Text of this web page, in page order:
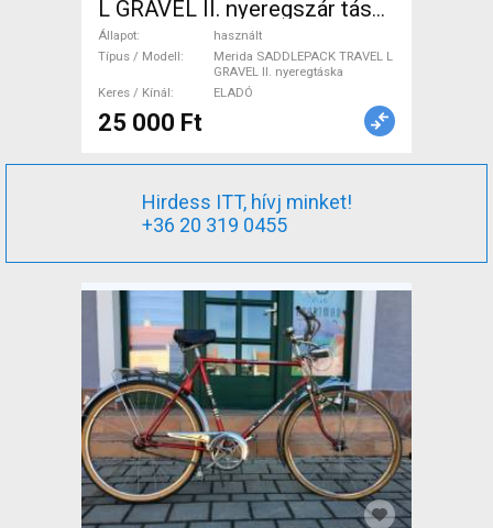
L GRAVEL II. nyeregszár táska
- egyszer használt Merida
SADDLEPACK TRAVEL L
GRAVEL II. nyeregtáska
Hátizsák / Táska használt
Állapot
használt
Típus / Modell
Merida SADDLEPACK TRAVEL L
GRAVEL II. nyeregtáska
Keres / Kínál
ELADÓ
25 000 Ft
Hirdess ITT, hívj minket!
+36 20 319 0455